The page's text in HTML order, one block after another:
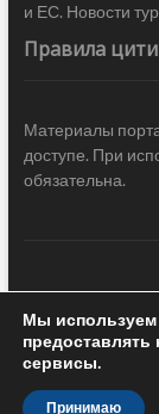
и ЕС. Новости
Правила
Материалы
доступе. При
обязательна.
Новости Грузии
Design &
Мы используем
сервисы.
Принимаю